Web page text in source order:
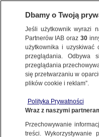
PROGRAMY
18.06.2018, 14:39
Dbamy o Twoją
Jeśli użytkownik wyrazi
Partnerów IAB oraz30
użytkownika i uzyskiwać
przeglądania. Odbywa
przeglądania
się przetwarzaniu w
plików cookie i reklam”.
Polityka Prywatności
Wraz z naszymi
Przechowywanie
treści.